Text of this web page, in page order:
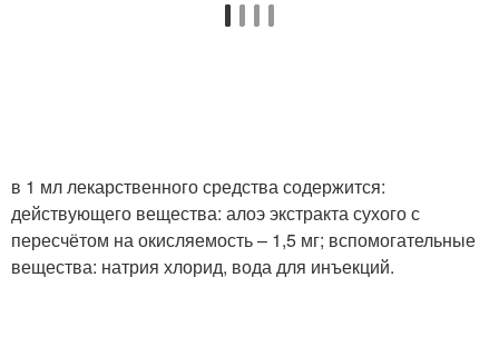
в 1 мл лекарственного средства содержится:
действующего вещества: алоэ экстракта сухого с
пересчётом на окисляемость – 1,5 мг; вспомогательные
вещества: натрия хлорид, вода для инъекций.